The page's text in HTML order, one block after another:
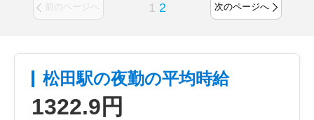
前のページへ 1 2 次のページへ
松田駅の夜勤の平均時給
1322.9円